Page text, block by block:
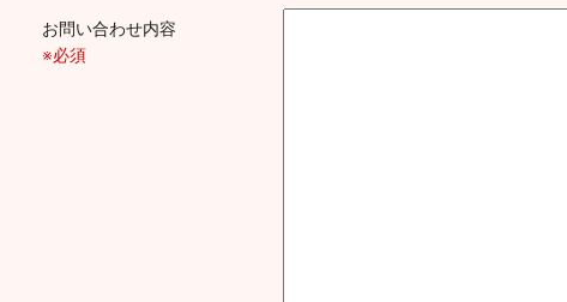
お問い合わせ内容
※必須